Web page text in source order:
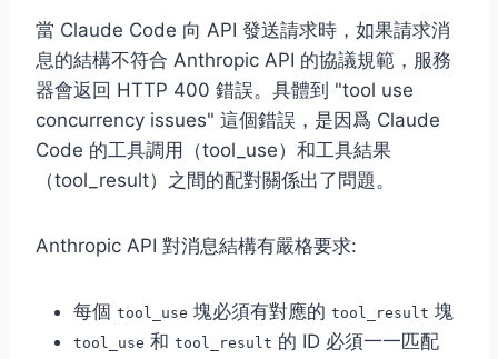
當 Claude Code 向 API 發送請求時，如果請求消
息的結構不符合 Anthropic API 的協議規範，服務
器會返回 HTTP 400 錯誤。具體到 "tool use
concurrency issues" 這個錯誤，是因爲 Claude
Code 的工具調用（tool_use）和工具結果
（tool_result）之間的配對關係出了問題。
Anthropic API 對消息結構有嚴格要求:
每個 tool_use 塊必須有對應的 tool_result 塊
tool_use 和 tool_result 的 ID 必須一一匹配